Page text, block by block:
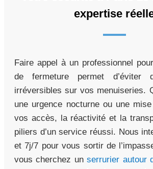
expertise
Faire appel à un professionnel
de fermeture permet d’éviter
irréversibles sur vos menuiseries.
une urgence nocturne ou une
vos accès, la réactivité et la
piliers d’un service réussi. Nous
et 7j/7 pour vous sortir de
vous cherchez unserrurier autour